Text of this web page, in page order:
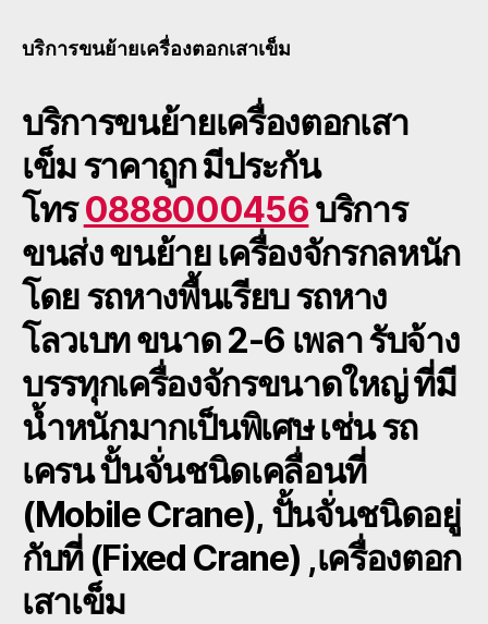
บริการขนย้ายเครื่องตอกเสาเข็ม
บริการขนย้ายเครื่องตอกเสา
เข็มราคาถูก มีประกัน
โทร0888000456บริการ
ขนส่ง ขนย้าย เครื่องจักรกลหนัก
โดย รถหางพื้นเรียบ รถหาง
โลวเบท ขนาด 2-6 เพลา รับจ้าง
บรรทุกเครื่องจักรขนาดใหญ่ ที่มี
น้ำหนักมากเป็นพิเศษ เช่น รถ
เครน ปั้นจั่นชนิดเคลื่อนที่
(Mobile Crane), ปั้นจั่นชนิดอยู่
กับที่ (Fixed Crane) ,เครื่องตอก
เสาเข็ม